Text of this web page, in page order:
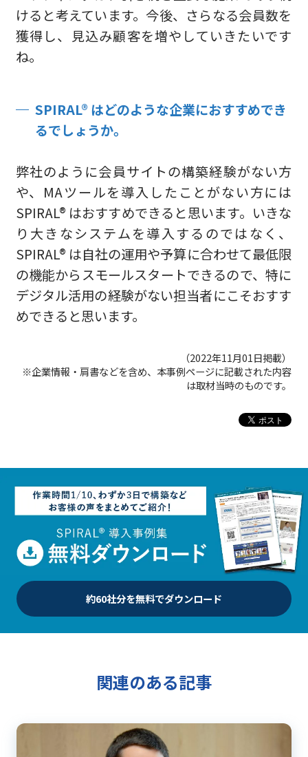
けると考えています。今後、さらなる会員数を
獲得し、見込み顧客を増やしていきたいです
ね。
SPIRAL® はどのような企業におすすめでき
るでしょうか。
弊社のように会員サイトの構築経験がない方
や、MAツールを導入したことがない方には
SPIRAL® はおすすめできると思います。いきな
り大きなシステムを導入するのではなく、
SPIRAL® は自社の運用や予算に合わせて最低限
の機能からスモールスタートできるので、特に
デジタル活用の経験がない担当者にこそおすす
めできると思います。
（2022年11月01日掲載）
※企業情報・肩書などを含め、本事例ページに記載された内容
は取材当時のものです。
約60社分を無料でダウンロード
関連のある記事